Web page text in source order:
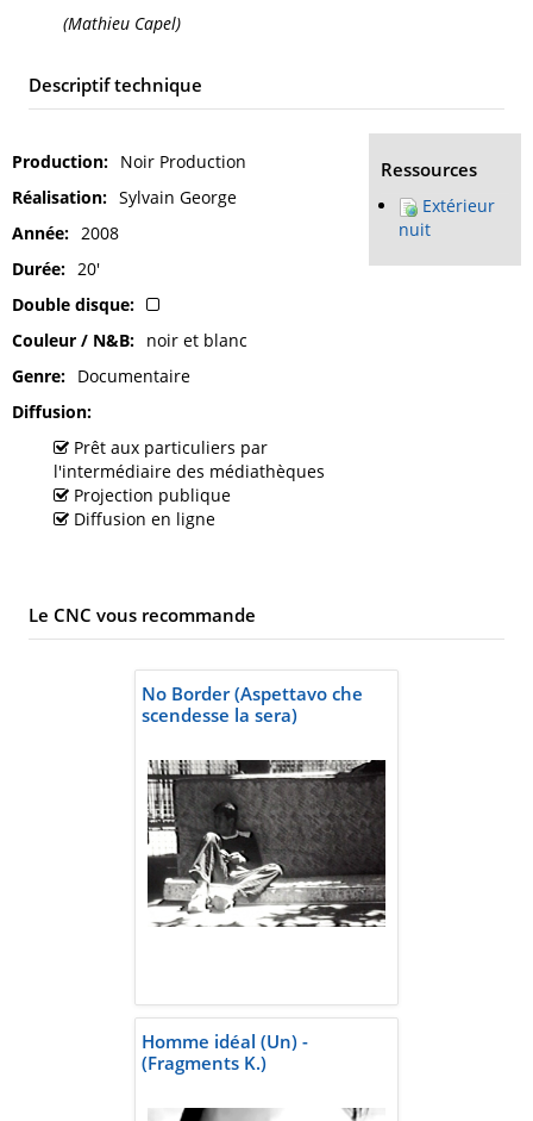
(Mathieu Capel)
Descriptif technique
Production
Noir Production
Réalisation
Sylvain George
Année
2008
Durée
20'
Double disque
Couleur / N&B
noir et blanc
Genre
Documentaire
Diffusion
Prêt aux particuliers par
l'intermédiaire des médiathèques
Projection publique
Diffusion en ligne
Ressources
Extérieur
nuit
Le CNC vous recommande
No Border (Aspettavo che
scendesse la sera)
Homme idéal (Un) -
(Fragments K.)